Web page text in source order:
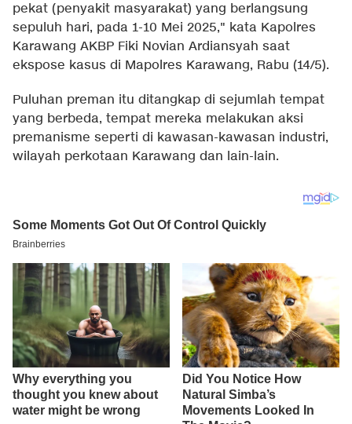
pekat (penyakit masyarakat) yang berlangsung
sepuluh hari, pada 1-10 Mei 2025," kata Kapolres
Karawang AKBP Fiki Novian Ardiansyah saat
ekspose kasus di Mapolres Karawang, Rabu (14/5).
Puluhan preman itu ditangkap di sejumlah tempat
yang berbeda, tempat mereka melakukan aksi
premanisme seperti di kawasan-kawasan industri,
wilayah perkotaan Karawang dan lain-lain.